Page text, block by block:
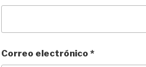
Correo electrónico *